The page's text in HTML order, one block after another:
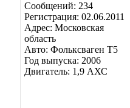
Сообщений: 234
Регистрация: 02.06.2011
Адрес: Московская
область
Авто: Фольксваген Т5
Год выпуска: 2006
Двигатель: 1,9 АХС